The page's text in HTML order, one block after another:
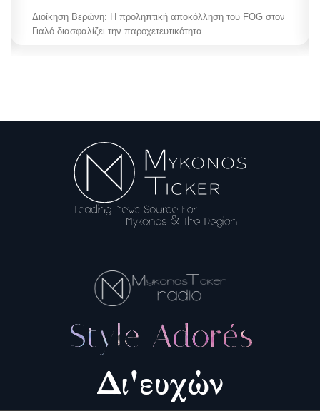
Διοίκηση Βερώνη: Η προληπτική αποκόλληση του FOG στον
Γιαλό διασφαλίζει την παροχετευτικότητα....